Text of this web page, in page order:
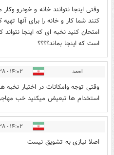
وقتی اینجا نتوانند خانه و خودرو
کنند شما کار و خانه را برای آنها
امتحان کنید نخبه ای که اینجا نتواند
است که اینجا بماند؟؟؟؟
احمد ۱۴:۰۲ - ۱۴۰۰/۰۸/۲۸
وقتی توجه وامکانات در اختیار نخبه
استخدام ها تبعیض میکنید خب
۱۴:۰۲ - ۱۴۰۰/۰۸/۲۸
اصلا نیازی به تشویق نیست